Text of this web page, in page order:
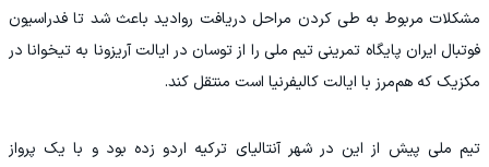
مشکلات مربوط به طی کردن مراحل دریافت روادید باعث شد تا فدراسیون
فوتبال ایران پایگاه تمرینی تیم ملی را از توسان در ایالت آریزونا به تیخوانا در
مکزیک که هم‌مرز با ایالت کالیفرنیا است منتقل کند.
‫تیم ملی پیش از این در شهر آنتالیای ترکیه اردو زده بود و با یک پرواز